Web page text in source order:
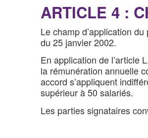
ARTICLE 4 :
Le champ d’application
du 25 janvier 2002.
En application de l’article
la rémunération annuelle
accord s’appliquent
supérieur à 50 salariés.
Les parties signataires